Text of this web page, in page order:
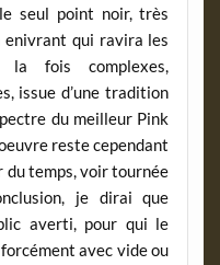
seul point noir, très
enivrant qui ravira les
la fois complexes,
issue d’une tradition
du meilleur Pink
reste cependant
du temps, voir tournée
je dirai que
averti, pour qui le
avec vide ou